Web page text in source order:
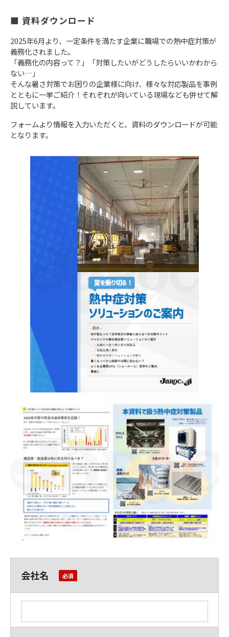
■ 資料ダウンロード
2025年6月より、一定条件を満たす企業に職場での熱中症対策が
義務化されました。
「義務化の内容って？」「対策したいがどうしたらいいかわから
ない…」
そんな暑さ対策でお困りの企業様に向け、様々な対応製品を事例
とともに一挙ご紹介！それぞれが向いている現場なども併せて解
説しています。
フォームより情報を入力いただくと、資料のダウンロードが可能
となります。
会社名